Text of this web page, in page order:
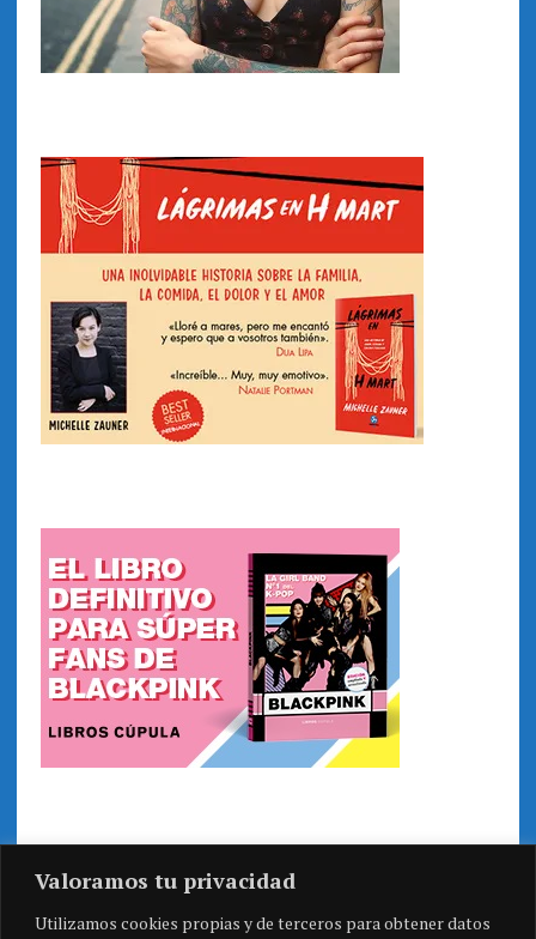
Valoramos tu privacidad
Utilizamos cookies propias y de terceros para obtener datos